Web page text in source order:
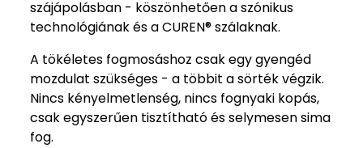
szájápolásban - köszönhetően a szónikus
technológiának és a CUREN® szálaknak.
A tökéletes fogmosáshoz csak egy gyengéd
mozdulat szükséges - a többit a sörték végzik.
Nincs kényelmetlenség, nincs fognyaki kopás,
csak egyszerűen tisztítható és selymesen sima
fog.